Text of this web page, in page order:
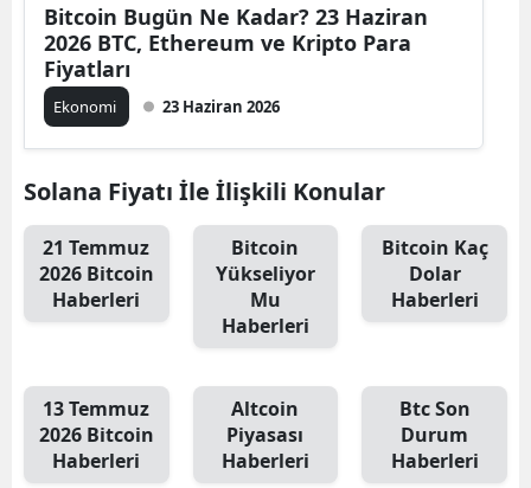
Bitcoin Bugün Ne Kadar? 23 Haziran
2026 BTC, Ethereum ve Kripto Para
Fiyatları
Ekonomi 23 Haziran 2026
Solana Fiyatı İle İlişkili Konular
21 Temmuz
2026 Bitcoin
Haberleri
Bitcoin
Yükseliyor
Mu
Haberleri
Bitcoin Kaç
Dolar
Haberleri
13 Temmuz
2026 Bitcoin
Haberleri
Altcoin
Piyasası
Haberleri
Btc Son
Durum
Haberleri